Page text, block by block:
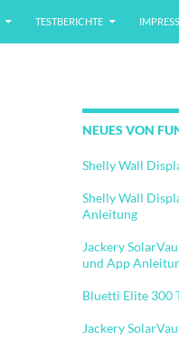
TESTBERICHTE
NEUES VON
Shelly Wall
Shelly Wall
Anleitung
Jackery
und App
Bluetti Elite 300
Jackery